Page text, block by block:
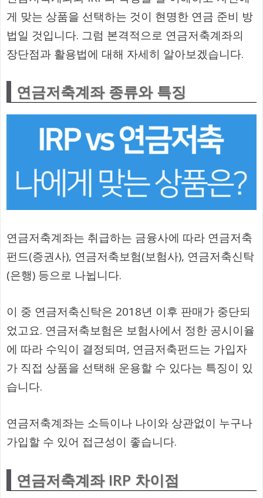
게 맞는 상품을 선택하는 것이 현명한 연금 준비 방
법일 것입니다. 그럼 본격적으로 연금저축계좌의
장단점과 활용법에 대해 자세히 알아보겠습니다.
연금저축계좌 종류와 특징
연금저축계좌는 취급하는 금융사에 따라 연금저축
펀드(증권사), 연금저축보험(보험사), 연금저축신탁
(은행) 등으로 나뉩니다.
이 중 연금저축신탁은 2018년 이후 판매가 중단되
었고요. 연금저축보험은 보험사에서 정한 공시이율
에 따라 수익이 결정되며, 연금저축펀드는 가입자
가 직접 상품을 선택해 운용할 수 있다는 특징이 있
습니다.
연금저축계좌는 소득이나 나이와 상관없이 누구나
가입할 수 있어 접근성이 좋습니다.
연금저축계좌 IRP 차이점